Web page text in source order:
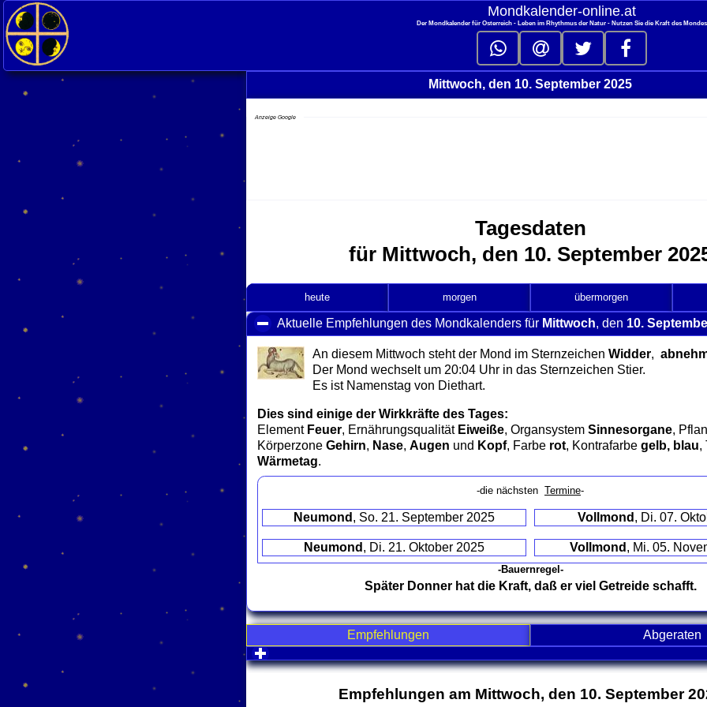
< Mondkalender‑online.at
Der Mondkalender für Österreich - Leben im Rhythmus der Natur - Nutzen Sie die Kraft des Mondes
Mittwoch, den 10. September 2025
Anzeige Google
Tagesdaten
für Mittwoch, den 10. September
heute morgen übermorgen
Aktuelle Empfehlungen des Mondkalenders für Mittwoch, den 10.
An diesem Mittwoch steht der Mond im Sternzeichen Widder,
Der Mond wechselt um 20:04 Uhr in das Sternzeichen Stier.
Es ist Namenstag von Diethart.
Dies sind einige der Wirkkräfte des Tages:
Element Feuer, Ernährungsqualität Eiweiße, Organsystem Sinnesorgane,
Körperzone Gehirn, Nase, Augen und Kopf, Farbe rot, Kontrafarbe gelb, blau,
Wärmetag.
-die nächsten Termine-
Neumond , So. 21. September 2025 Vollmond , Di. 07.
Neumond , Di. 21. Oktober 2025 Vollmond , Mi. 05.
-Bauernregel-
Später Donner hat die Kraft, daß er viel Getreide schafft.
Empfehlungen
Abgeraten
click to expand contents
Empfehlungen am Mittwoch, den 10. September